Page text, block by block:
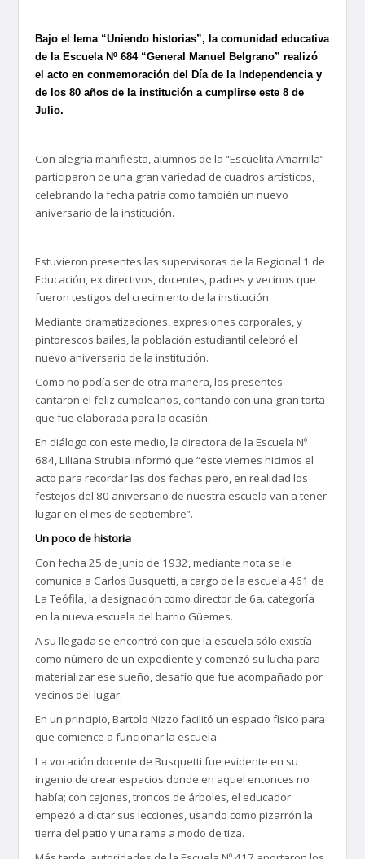
Bajo el lema “Uniendo historias”, la comunidad educativa
de la Escuela Nº 684 “General Manuel Belgrano” realizó
el acto en conmemoración del Día de la Independencia y
de los 80 años de la institución a cumplirse este 8 de
Julio.
Con alegría manifiesta, alumnos de la “Escuelita Amarrilla”
participaron de una gran variedad de cuadros artísticos,
celebrando la fecha patria como también un nuevo
aniversario de la institución.
Estuvieron presentes las supervisoras de la Regional 1 de
Educación, ex directivos, docentes, padres y vecinos que
fueron testigos del crecimiento de la institución.
Mediante dramatizaciones, expresiones corporales, y
pintorescos bailes, la población estudiantil celebró el
nuevo aniversario de la institución.
Como no podía ser de otra manera, los presentes
cantaron el feliz cumpleaños, contando con una gran torta
que fue elaborada para la ocasión.
En diálogo con este medio, la directora de la Escuela Nº
684, Liliana Strubia informó que “este viernes hicimos el
acto para recordar las dos fechas pero, en realidad los
festejos del 80 aniversario de nuestra escuela van a tener
lugar en el mes de septiembre”.
Un poco de historia
Con fecha 25 de junio de 1932, mediante nota se le
comunica a Carlos Busquetti, a cargo de la escuela 461 de
La Teófila, la designación como director de 6a. categoría
en la nueva escuela del barrio Güemes.
A su llegada se encontró con que la escuela sólo existía
como número de un expediente y comenzó su lucha para
materializar ese sueño, desafío que fue acompañado por
vecinos del lugar.
En un principio, Bartolo Nizzo facilitó un espacio físico para
que comience a funcionar la escuela.
La vocación docente de Busquetti fue evidente en su
ingenio de crear espacios donde en aquel entonces no
había; con cajones, troncos de árboles, el educador
empezó a dictar sus lecciones, usando como pizarrón la
tierra del patio y una rama a modo de tiza.